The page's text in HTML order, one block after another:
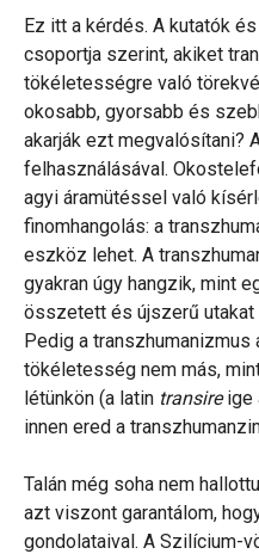
Ez itt a kérdés. A kutatók
csoportja szerint, akiket
tökéletességre való
okosabb, gyorsabb és
akarják ezt megvalósítani?
felhasználásával.
agyi áramütéssel való
finomhangolás: a
eszköz lehet. A
gyakran úgy hangzik, mint
összetett és újszerű
Pedig a
tökéletesség nem más,
létünkön (a latin transireige
innen ered a
Talán még soha nem
azt viszont garantálom,
gondolataival. A Szilícium-